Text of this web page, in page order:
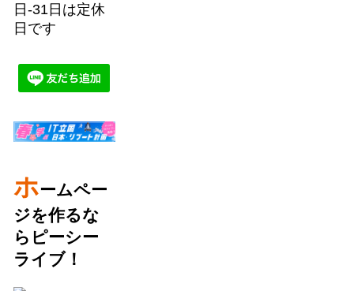
日-31日は定休
日です
ホームペー
ジを作るな
らピーシー
ライブ！